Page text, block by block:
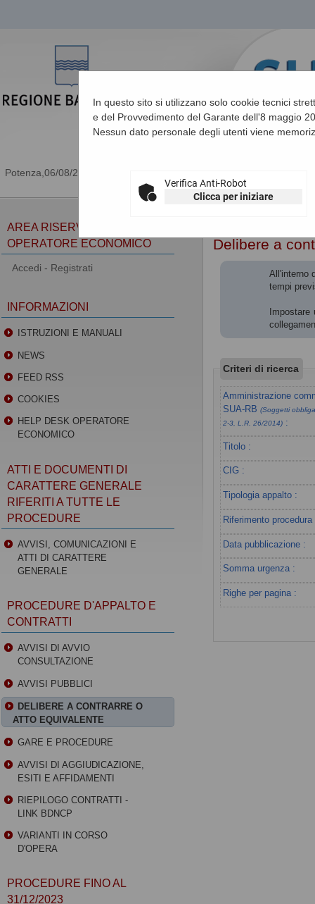
06/08/2026 15:13
Sei qui: Home»
In questo sito si utilizzano solo cookie tecnici
e del Provvedimento del Garante dell'8 maggio
Nessun dato personale degli utenti viene
Verifica Anti-Robot
Clicca per iniziare
Delibere a
All'interno
tempi
Criteri di ricerca
Amministrazione
SUA-RB(Soggetti
2-3, L.R. 26/2014) :
Titolo :
CIG :
Tipologia appalto :
Riferimento procedura
Data pubblicazione :
Somma urgenza :
Righe per pagina :
AREA RISERVATA
OPERATORE ECONOMICO
Accedi - Registrati
INFORMAZIONI
ISTRUZIONI E MANUALI
NEWS
FEED RSS
COOKIES
HELP DESK OPERATORE
ECONOMICO
ATTI E DOCUMENTI DI
CARATTERE GENERALE
RIFERITI A TUTTE LE
PROCEDURE
AVVISI, COMUNICAZIONI E
ATTI DI CARATTERE
GENERALE
PROCEDURE D'APPALTO E
CONTRATTI
AVVISI DI AVVIO
CONSULTAZIONE
AVVISI PUBBLICI
DELIBERE A CONTRARRE O
ATTO EQUIVALENTE
GARE E PROCEDURE
AVVISI DI AGGIUDICAZIONE,
ESITI E AFFIDAMENTI
RIEPILOGO CONTRATTI -
LINK BDNCP
VARIANTI IN CORSO
D'OPERA
PROCEDURE FINO AL
31/12/2023